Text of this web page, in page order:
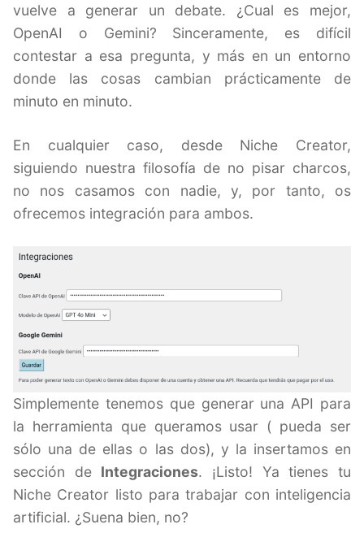
vuelve a generar un debate. ¿Cual es mejor,
OpenAI o Gemini? Sinceramente, es difícil
contestar a esa pregunta, y más en un entorno
donde las cosas cambian prácticamente de
minuto en minuto.
En cualquier caso, desde Niche Creator,
siguiendo nuestra filosofía de no pisar charcos,
no nos casamos con nadie, y, por tanto, os
ofrecemos integración para ambos.
Simplemente tenemos que generar una API para
la herramienta que queramos usar ( pueda ser
sólo una de ellas o las dos), y la insertamos en
sección de Integraciones. ¡Listo! Ya tienes tu
Niche Creator listo para trabajar con inteligencia
artificial. ¿Suena bien, no?